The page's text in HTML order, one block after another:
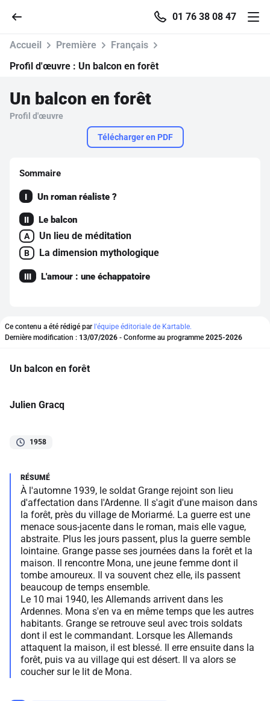
01 76 38 08 47
Accueil
Se connecter
S'inscrire gratuitement
Pour profiter de 10 contenus offerts.
Accueil Première
Français
Profil d'œuvre : Un balcon en forêt
Un balcon en forêt
Profil d'œuvre
Télécharger en PDF
Sommaire
I Un roman réaliste ?
II Le balcon
A Un lieu de méditation
B La dimension mythologique
III L'amour : une échappatoire
Ce contenu a été rédigé par l'équipe éditoriale de Kartable.
Dernière modification : 13/07/2026 - Conforme au programme 2025-2026
Un balcon en forêt
Julien Gracq
1958
À l'automne 1939, le soldat Grange rejoint son lieu
d'affectation dans l'Ardenne. Il s'agit d'une maison dans
la forêt, près du village de Moriarmé. La guerre est une
menace sous-jacente dans le roman, mais elle vague,
abstraite. Plus les jours passent, plus la guerre semble
lointaine. Grange passe ses journées dans la forêt et la
maison. Il rencontre Mona, une jeune femme dont il
tombe amoureux. Il va souvent chez elle, ils passent
beaucoup de temps ensemble.
Le 10 mai 1940, les Allemands arrivent dans les
Ardennes. Mona s'en va en même temps que les autres
habitants. Grange se retrouve seul avec trois soldats
dont il est le commandant. Lorsque les Allemands
attaquent la maison, il est blessé. Il erre ensuite dans la
forêt, puis va au village qui est désert. Il va alors se
coucher sur le lit de Mona.